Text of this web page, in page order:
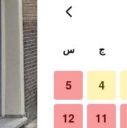
ج س
4
5
11
12